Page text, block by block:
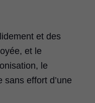
et des
et le
le
sans effort d’une